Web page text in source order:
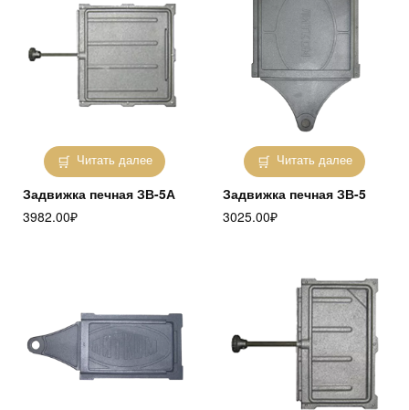
Читать далее
Задвижка печная ЗВ-5А
3982.00₽
Читать далее
Задвижка печная ЗВ-5
3025.00₽